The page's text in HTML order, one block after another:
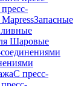
Запасные
Шаровые
С пресс-